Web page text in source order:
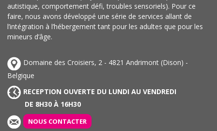
autistique, comportement défi, troubles sensoriels). Pour ce
faire, nous avons développé une série de services allant de
l’intégration à l’hébergement tant pour les adultes que pour les
mineurs d’âge.
Domaine des Croisiers, 2 - 4821 Andrimont (Dison) -
Belgique
RECEPTION OUVERTE DU LUNDI AU VENDREDI
DE 8H30 À 16H30
NOUS CONTACTER